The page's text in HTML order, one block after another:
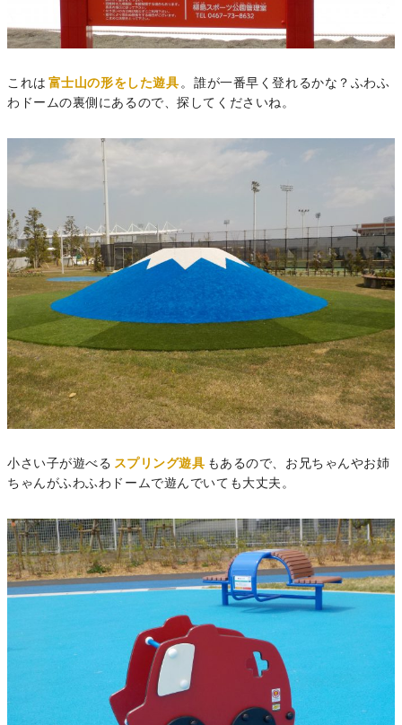
これは 富士山の形をした遊具 。誰が一番早く登れるかな？ふわふ
わドームの裏側にあるので、探してくださいね。
小さい子が遊べる スプリング遊具 もあるので、お兄ちゃんやお姉
ちゃんがふわふわドームで遊んでいても大丈夫。